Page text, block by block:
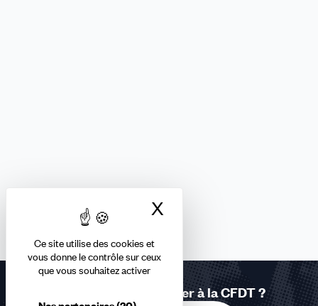
Ce site utilise des cookies et
vous donne le contrôle sur ceux
que vous souhaitez activer
X
Vous souhaitez adhérer à la CFDT ?